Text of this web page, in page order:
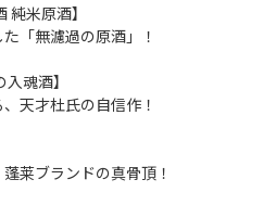
純米原酒】
「無濾過の原酒」！
魂酒】
天才杜氏の自信作！
莱ブランドの真骨頂！